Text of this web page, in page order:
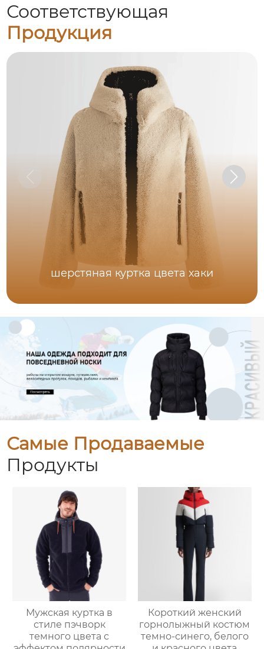
Соответствующая
Продукция
шерстяная куртка цвета хаки
Самые Продаваемые
Продукты
Мужская куртка в
стиле пэчворк
темного цвета с
Короткий женский
горнолыжный костюм
темно-синего, белого